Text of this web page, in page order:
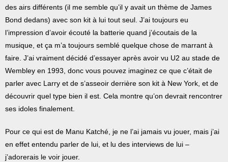
des airs différents (il me semble qu’il y avait un thème de James
Bond dedans) avec son kit à lui tout seul. J’ai toujours eu
l’impression d’avoir écouté la batterie quand j’écoutais de la
musique, et ça m’a toujours semblé quelque chose de marrant à
faire. J’ai vraiment décidé d’essayer après avoir vu U2 au stade de
Wembley en 1993, donc vous pouvez imaginez ce que c’était de
parler avec Larry et de s’asseoir derrière son kit à New York, et de
découvrir quel type bien il est. Cela montre qu’on devrait rencontrer
ses idoles finalement.
Pour ce qui est de Manu Katché, je ne l’ai jamais vu jouer, mais j’ai
en effet entendu parler de lui, et lu des interviews de lui –
j’adorerais le voir jouer.